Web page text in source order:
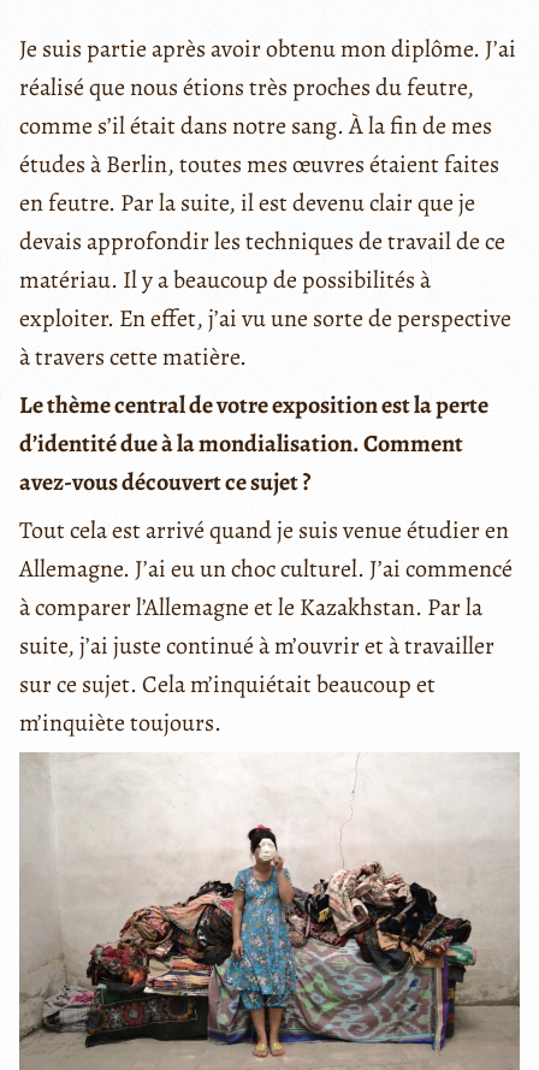
Je suis partie après avoir obtenu mon diplôme. J’ai
réalisé que nous étions très proches du feutre,
comme s’il était dans notre sang. À la fin de mes
études à Berlin, toutes mes œuvres étaient faites
en feutre. Par la suite, il est devenu clair que je
devais approfondir les techniques de travail de ce
matériau. Il y a beaucoup de possibilités à
exploiter. En effet, j’ai vu une sorte de perspective
à travers cette matière.
Le thème central de votre exposition est la perte
d’identité due à la mondialisation. Comment
avez-vous découvert ce sujet ?
Tout cela est arrivé quand je suis venue étudier en
Allemagne. J’ai eu un choc culturel. J’ai commencé
à comparer l’Allemagne et le Kazakhstan. Par la
suite, j’ai juste continué à m’ouvrir et à travailler
sur ce sujet. Cela m’inquiétait beaucoup et
m’inquiète toujours.